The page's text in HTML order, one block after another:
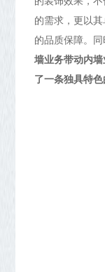
的需求，更以
的品质保障。
墙业务带动内
了一条独具特色